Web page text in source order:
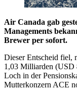
Air Canada gab
Managements
Brewer per sofort.
Dieser Entscheid fiel,
1,03 Milliarden (USD
Loch in der
Mutterkonzern ACE